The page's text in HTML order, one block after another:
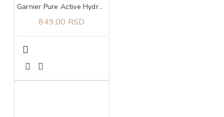
Garnier Pure Active Hydrating Deep Cleanser gel za čišćenje lica 250 ml
849,00 RSD